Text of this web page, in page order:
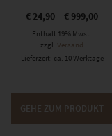
€ 24,90 –€ 999,00
Enthält 19% Mwst.
zzgl. Versand
Lieferzeit: ca. 10 Werktage
GEHE ZUM PRODUKT